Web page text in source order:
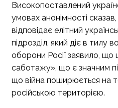
Високопоставлений
умовах анонімності
відповідає елітний
підрозділ, який діє в тилу
оборони Росії заявило, що
саботажу», що є значним
що війна поширюється на
російською територією.